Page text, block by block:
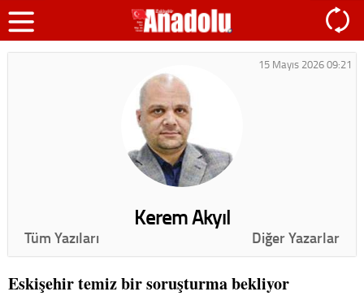
15 Mayıs 2026 09:21
Kerem Akyıl
Tüm Yazıları Diğer Yazarlar
Eskişehir temiz bir soruşturma bekliyor